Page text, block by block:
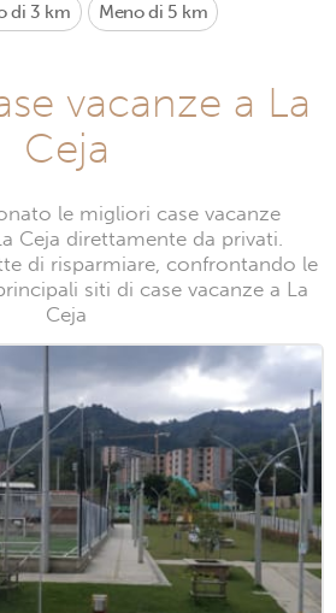
di 3 km Meno di 5 km
vacanze a La
Ceja
le migliori case vacanze
Ceja direttamente da privati.
di risparmiare, confrontando le
siti di case vacanze a La
Ceja